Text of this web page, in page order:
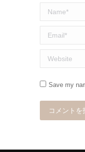
Name *
Email *
Website
Save my
コメントを